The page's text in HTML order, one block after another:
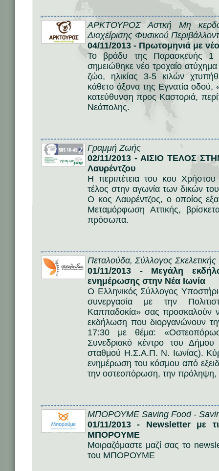
ΑΡΚΤΟΥΡΟΣ Αστκή Μη
Διαχείρισης Φυσικού
04/11/2013 - Πρωτομηνιά με
Το βράδυ της Παρασκευής 1
σημειώθηκε νέο τροχαίο
ζώο, ηλικίας 3-5 κιλών
κάθετο άξονα της Εγνατία οδού,
κατεύθυνση προς Καστοριά,
Νεάπολης.
Γραμμή Ζωής
02/11/2013 - ΑΙΣΙΟ ΤΕΛΟΣ
Λαυρέντζου
Η περιπέτεια του κου Χρήστου
τέλος στην αγωνία των δικών
Ο κος Λαυρέντζος, ο οποίος
Μεταμόρφωση Αττικής,
πρόσωπα.
Πεταλούδα, Σύλλογος Σκελετικής
01/11/2013 - Μεγάλη
ενημέρωσης στην Νέα Ιωνία
Ο Ελληνικός Σύλλογος
συνεργασία με την
Καππαδοκία» σας προσκαλούν
εκδήλωση που διοργανώνουν
17:30 με θέμα:
Συνεδριακό κέντρο του
σταθμού Η.Σ.Α.Π. Ν. Ιωνίας).
ενημέρωση του κόσμου από
την οστεοπόρωση, την πρόληψη,
ΜΠΟΡΟΥΜΕ Saving Food -
01/11/2013 - Newsletter με
ΜΠΟΡΟΥΜΕ
Μοιραζόμαστε μαζί σας το
του ΜΠΟΡΟΥΜΕ